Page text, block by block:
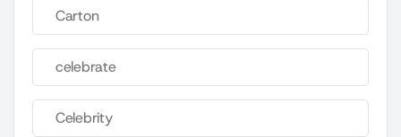
Carton
celebrate
Celebrity